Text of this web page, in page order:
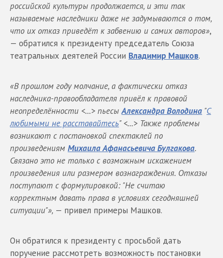
российской культуры продолжается, и эти так
называемые наследники даже не задумываются о том,
что их отказ приведёт к забвению и самих авторов»,
— обратился к президенту председатель Союза
театральных деятелей России Владимир Машков.
«В прошлом году молчание, а фактически отказ
наследника-правообладателя привёл к правовой
неопределённости <...> пьесыАлександра Володина "С
любимыми не расставайтесь" <...> Также проблемы
возникают с постановкой спектаклей по
произведениям Михаила Афанасьевича Булгакова.
Связано это не только с возможным искажением
произведения или размером вознаграждения. Отказы
поступают с формулировкой: "Не считаю
корректным давать права в условиях сегодняшней
ситуации"», — привел примеры Машков.
Он обратился к президенту с просьбой дать
поручение рассмотреть возможность постановки